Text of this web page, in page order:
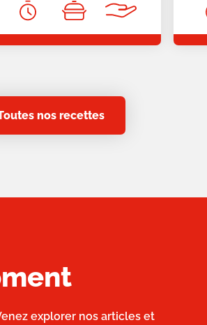
nos recettes
explorer nos articles et